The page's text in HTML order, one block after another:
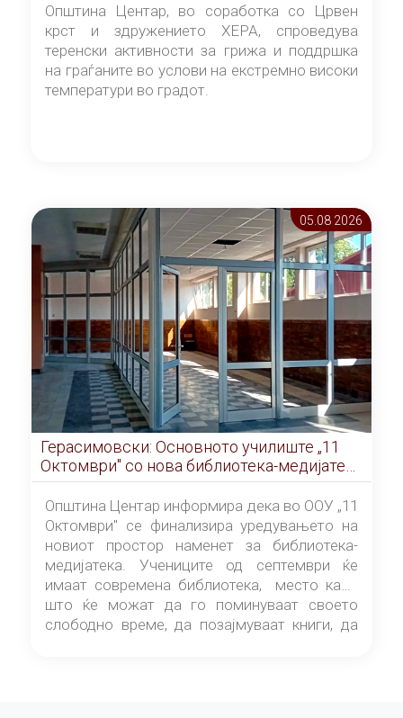
Општина Центар, во соработка со Црвен
крст и здружението ХЕРА, спроведува
теренски активности за грижа и поддршка
на граѓаните во услови на екстремно високи
температури во градот.
05.08 2026
Герасимовски: Основното училиште „11
Октомври" со нова библиотека-медијатека
од септември
Општина Центар информира дека во ООУ „11
Октомври" се финализира уредувањето на
новиот простор наменет за библиотека-
медијатека. Учениците од септември ќе
имаат современа библиотека, место каде
што ќе можат да го поминуваат своето
слободно време, да позајмуваат книги, да